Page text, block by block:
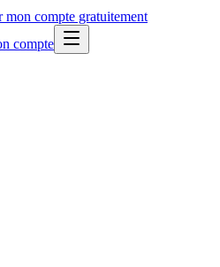
mon compte gratuitement
compte